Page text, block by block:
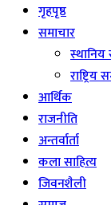
गृहपृष्ठ
समाचार
स्थानिय
राष्ट्रिय
आर्थिक
राजनीति
अन्तर्वार्ता
कला साहित्य
जिवनशैली